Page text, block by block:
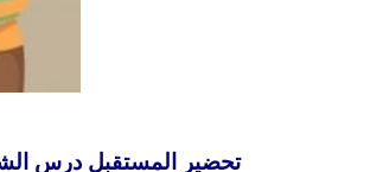
تحضير المستقبل درس